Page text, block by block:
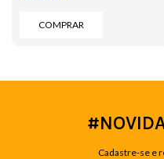
COMPRAR
Cadastre-se e